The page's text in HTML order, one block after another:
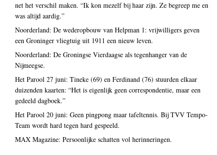
net het verschil maken. “Ik kon mezelf bij haar zijn. Ze begreep me en
was altijd aardig.”
Noorderland: De wederopbouw van Helpman 1: vrijwilligers geven
een Groninger vliegtuig uit 1911 een nieuw leven.
Noorderland: De Groningse Vierdaagse als tegenhanger van de
Nijmeegse.
Het Parool 27 juni: Tineke (69) en Ferdinand (76) stuurden elkaar
duizenden kaarten: “Het is eigenlijk geen correspondentie, maar een
gedeeld dagboek.”
Het Parool 20 juni: Geen pingpong maar tafeltennis. Bij TVV Tempo-
Team wordt hard tegen hard gespeeld.
MAX Magazine: Persoonlijke schatten vol herinneringen.